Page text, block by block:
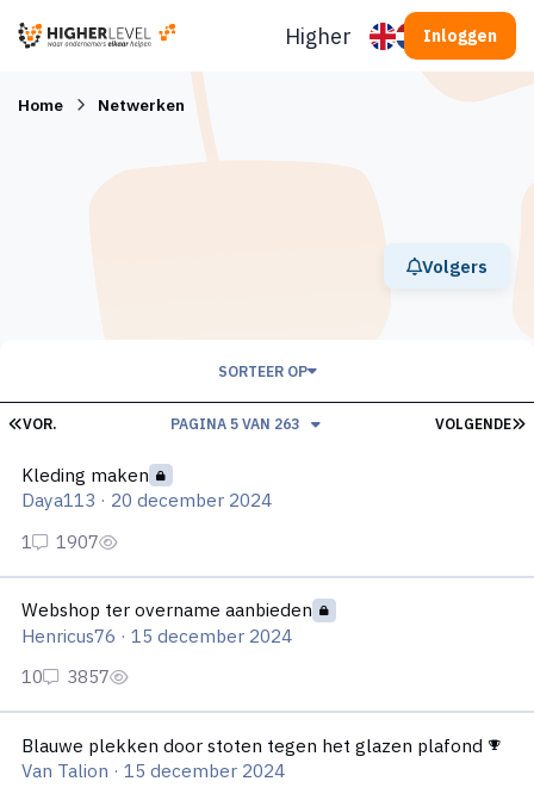
Higherlevel Inloggen
Home Netwerken
Volgers
EERSTE PAGINA
VOR. VOLGENDE
PAGINA 5 VAN 263
SORTEER OP
Kleding maken
Daya113 · 20 december 2024
Webshop ter overname aanbieden
Henricus76 ·15 december 2024
Blauwe plekken door stoten tegen het glazen plafond
Van Talion ·15 december 2024